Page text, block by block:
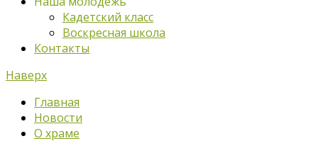
Кадетский класс
Воскресная школа
Контакты
Наверх
Главная
Новости
О храме